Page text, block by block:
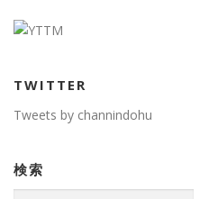
TWITTER
Tweets by channindohu
検索